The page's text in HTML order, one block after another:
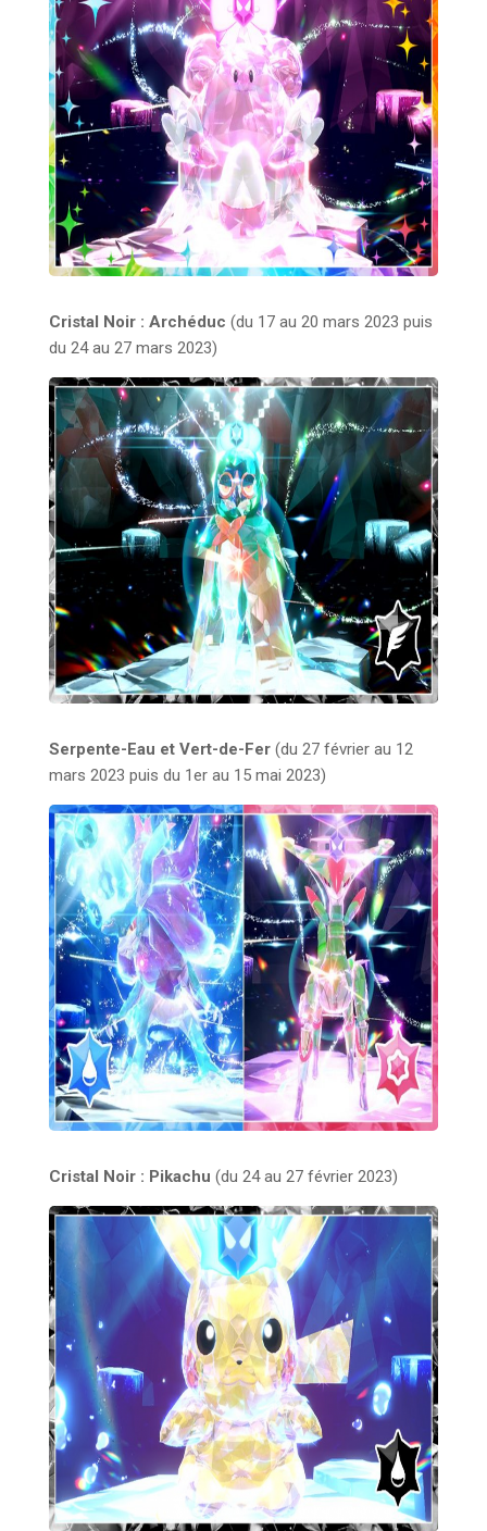
Cristal Noir : Archéduc (du 17 au 20 mars 2023 puis
du 24 au 27 mars 2023)
Serpente-Eau et Vert-de-Fer (du 27 février au 12
mars 2023 puis du 1er au 15 mai 2023)
Cristal Noir : Pikachu (du 24 au 27 février 2023)